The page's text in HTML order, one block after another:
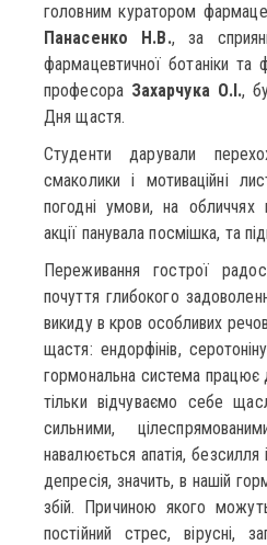
головним куратором
Панасенко Н.В., за
фармацевтичної ботаніки та
професора Захарчука О.І.,
Дня щастя.
Студенти дарували
смаколики і мотиваційні
погодні умови, на обличчях
акції панувала посмішка, та
Переживання гострої
почуття глибокого
викиду в кров особливих
щастя: ендорфінів,
гормональна система працює
тільки відчуваємо себе
сильними,
навалюється апатія,
депресія, значить, в нашій
збій. Причиною якого
постійний стрес, вірусні,